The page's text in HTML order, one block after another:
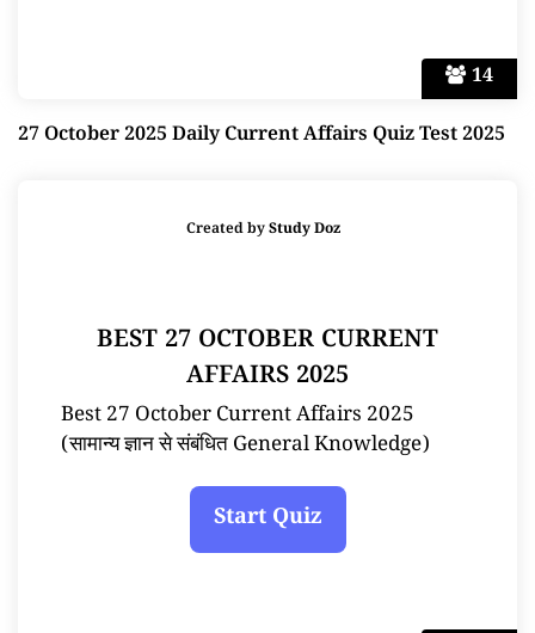
14
27 October 2025 Daily Current Affairs Quiz Test 2025
Created byStudy Doz
BEST 27 OCTOBER CURRENT
AFFAIRS 2025
Best 27 October Current Affairs 2025
(सामान्य ज्ञान से संबंधित General Knowledge)